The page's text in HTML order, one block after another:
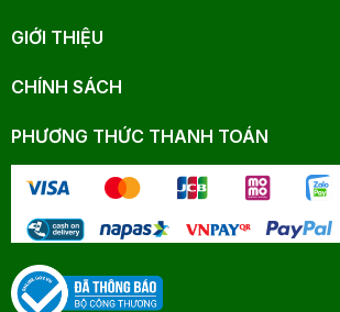
GIỚI THIỆU
CHÍNH SÁCH
PHƯƠNG THỨC THANH TOÁN